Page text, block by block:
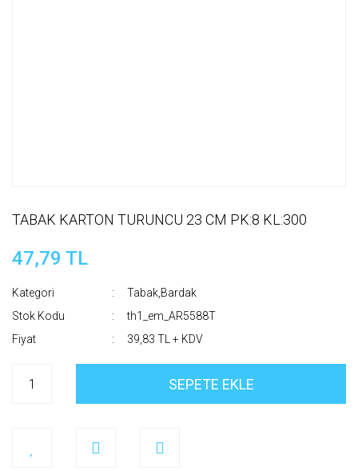
TABAK KARTON TURUNCU 23 CM PK:8 KL:300
47,79 TL
Kategori
Tabak,Bardak
Stok Kodu
th1_em_AR5588T
Fiyat
39,83 TL + KDV
SEPETE EKLE